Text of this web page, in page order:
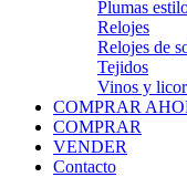
Plumas
Relojes
Relojes de
Tejidos
Vinos y
COMPRAR
COMPRAR
VENDER
Contacto